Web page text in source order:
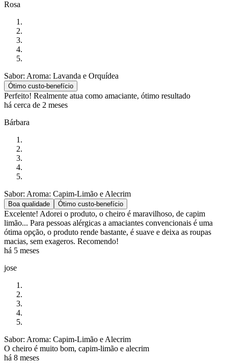
Rosa
Sabor: Aroma: Lavanda e Orquídea
Ótimo custo-benefício
Perfeito! Realmente atua como amaciante, ótimo resultado
há cerca de 2 meses
Bárbara
Sabor: Aroma: Capim-Limão e Alecrim
Boa qualidade Ótimo custo-benefício
Excelente! Adorei o produto, o cheiro é maravilhoso, de capim
limão... Para pessoas alérgicas a amaciantes convencionais é uma
ótima opção, o produto rende bastante, é suave e deixa as roupas
macias, sem exageros. Recomendo!
há 5 meses
jose
Sabor: Aroma: Capim-Limão e Alecrim
O cheiro é muito bom, capim-limão e alecrim
há 8 meses